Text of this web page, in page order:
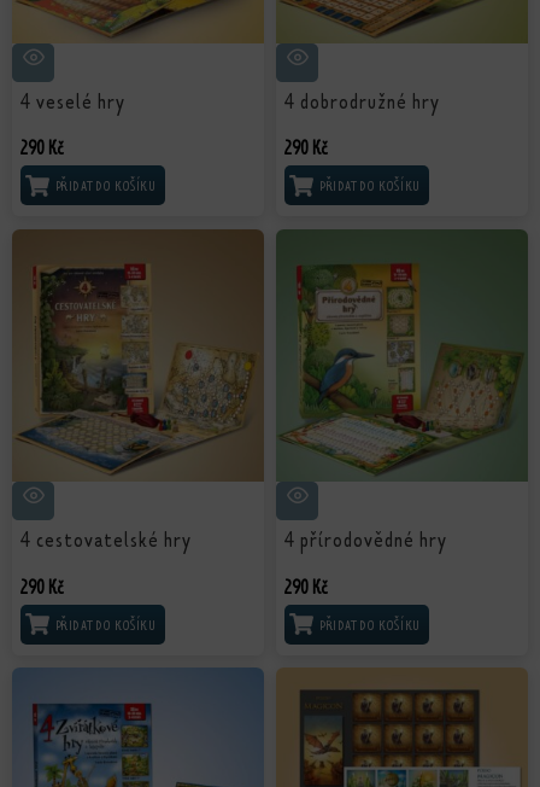
4 veselé hry
290 Kč
PŘIDAT DO KOŠÍKU
4 dobrodružné hry
290 Kč
PŘIDAT DO KOŠÍKU
4 cestovatelské hry
290 Kč
PŘIDAT DO KOŠÍKU
4 přírodovědné hry
290 Kč
PŘIDAT DO KOŠÍKU